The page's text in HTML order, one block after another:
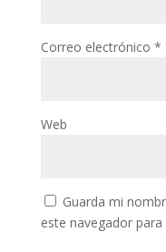
Correo electrónico *
Web
Guarda mi
este navegador